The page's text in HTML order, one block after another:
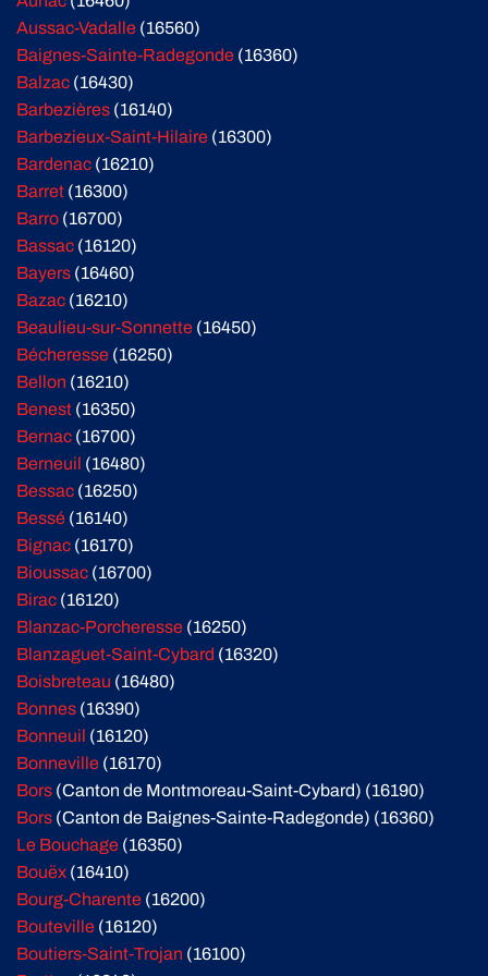
Aussac-Vadalle (16560)
Baignes-Sainte-Radegonde (16360)
Balzac (16430)
Barbezières (16140)
Barbezieux-Saint-Hilaire (16300)
Bardenac (16210)
Barret (16300)
Barro (16700)
Bassac (16120)
Bayers (16460)
Bazac (16210)
Beaulieu-sur-Sonnette (16450)
Bécheresse (16250)
Bellon (16210)
Benest (16350)
Bernac (16700)
Berneuil (16480)
Bessac (16250)
Bessé (16140)
Bignac (16170)
Bioussac (16700)
Birac (16120)
Blanzac-Porcheresse (16250)
Blanzaguet-Saint-Cybard (16320)
Boisbreteau (16480)
Bonnes (16390)
Bonneuil (16120)
Bonneville (16170)
Bors (Canton de Montmoreau-Saint-Cybard) (16190)
Bors (Canton de Baignes-Sainte-Radegonde) (16360)
Le Bouchage (16350)
Bouëx (16410)
Bourg-Charente (16200)
Bouteville (16120)
Boutiers-Saint-Trojan (16100)